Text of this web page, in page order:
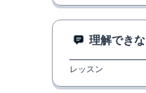
理解できないと
レッスン